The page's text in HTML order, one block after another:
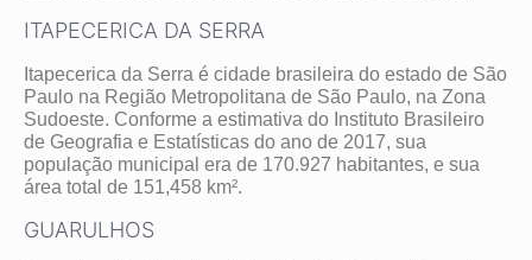
ITAPECERICA DA SERRA
Itapecerica da Serra é cidade brasileira do estado de São
Paulo na Região Metropolitana de São Paulo, na Zona
Sudoeste. Conforme a estimativa do Instituto Brasileiro
de Geografia e Estatísticas do ano de 2017, sua
população municipal era de 170.927 habitantes, e sua
área total de 151,458 km².
GUARULHOS